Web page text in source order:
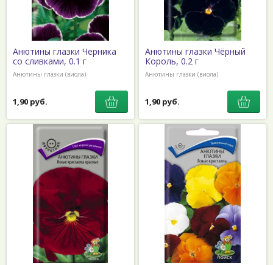
Анютины глазки Черника
со сливками, 0.1 г
Анютины глазки (виола)
1,90 руб.
Анютины глазки Чёрный
Король, 0.2 г
Анютины глазки (виола)
1,90 руб.